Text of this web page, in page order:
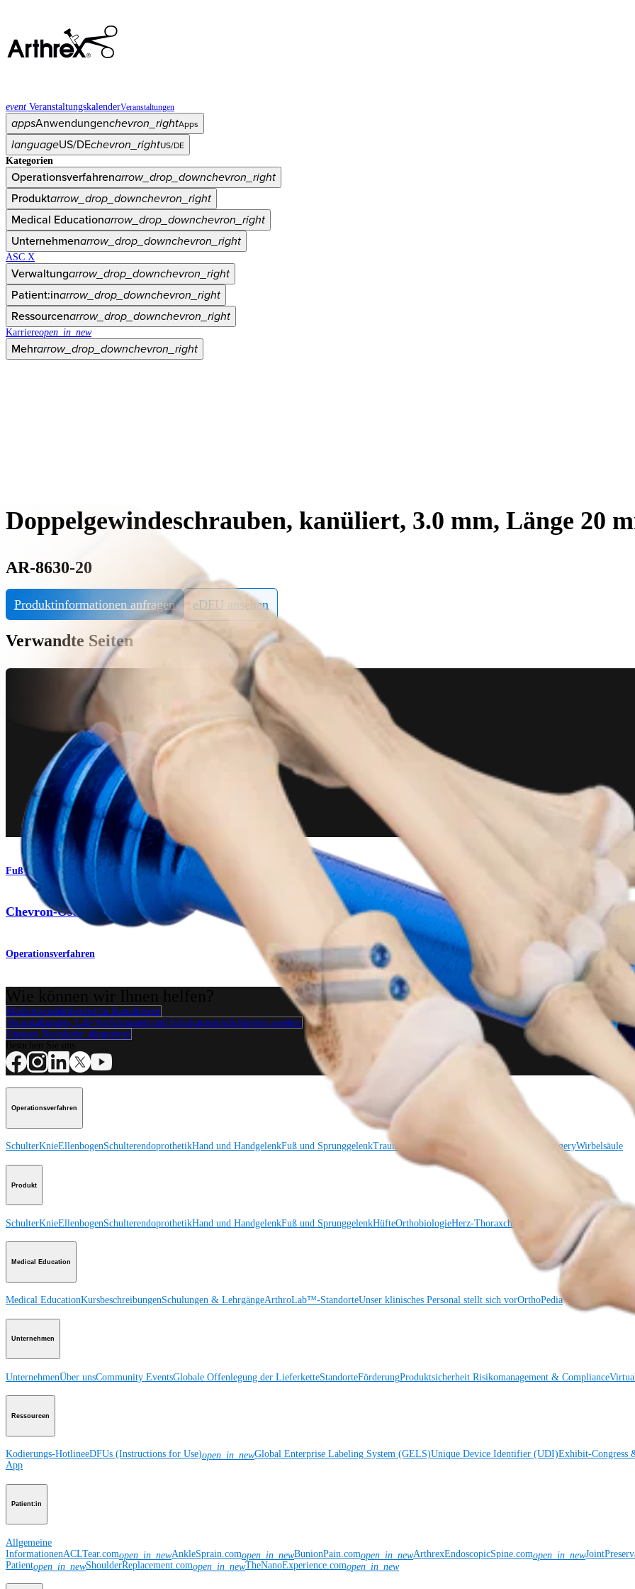
event VeranstaltungskalenderVeranstaltungen
appsAnwendungenchevron_rightApps
languageUS/DEchevron_rightUS/DE
Kategorien
Operationsverfahrenarrow_drop_downchevron_right
Produktarrow_drop_downchevron_right
Medical Educationarrow_drop_downchevron_right
Unternehmenarrow_drop_downchevron_right
ASC X
Verwaltungarrow_drop_downchevron_right
Patient:inarrow_drop_downchevron_right
Ressourcenarrow_drop_downchevron_right
Karriereopen_in_new
Mehrarrow_drop_downchevron_right
Doppelgewindeschrauben, kanüliert, 3.0 mm, Länge 20
AR-8630-20
Produktinformationen anfragen eDFU ansehen
Verwandte Seiten
Fuß & Sprunggelenk
Chevron-Osteotomie
Operationsverfahren
Medizinproduktberater:in kontaktieren
Veranstaltungen, Lab-Vorführungen und Schulungsmöglichkeiten ansehen
Unseren Newsletter abonnieren
Operationsverfahren
SchulterKnieEllenbogenSchulterendoprothetikHand und HandgelenkFuß und SprunggelenkTrauma Cardiothoracic SurgeryWirbelsäule
Produkt
SchulterKnieEllenbogenSchulterendoprothetikHand und HandgelenkFuß und SprunggelenkHüfteOrthobiologieHerz-Thoraxchirurgie Cardiothoracic Surgery
Medical Education
Medical EducationKursbeschreibungenSchulungen & LehrgängeArthroLab™-StandorteUnser klinisches Personal stellt sich vorOrthoPedia
Unternehmen
UnternehmenÜber unsCommunity EventsGlobale Offenlegung der LieferketteStandorteFörderungProduktsicherheit Risikomanagement & Compliance
Ressourcen
Kodierungs-HotlineeDFUs (Instructions for Use)open_in_newGlobal Enterprise Labeling System (GELS)Unique Device Identifier (UDI)Exhibit-Congress
App
Patient:in
Allgemeine
InformationenACLTear.comopen_in_newAnkleSprain.comopen_in_newBunionPain.comopen_in_newArthrexEndoscopicSpine.comopen_in_new
Patientopen_in_newShoulderReplacement.comopen_in_newTheNanoExperience.comopen_in_new